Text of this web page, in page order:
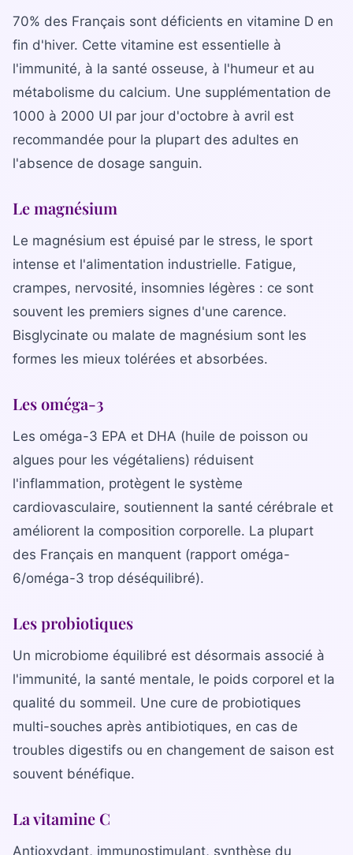
70% des Français sont déficients en vitamine D en
fin d'hiver. Cette vitamine est essentielle à
l'immunité, à la santé osseuse, à l'humeur et au
métabolisme du calcium. Une supplémentation de
1000 à 2000 UI par jour d'octobre à avril est
recommandée pour la plupart des adultes en
l'absence de dosage sanguin.
Le magnésium
Le magnésium est épuisé par le stress, le sport
intense et l'alimentation industrielle. Fatigue,
crampes, nervosité, insomnies légères : ce sont
souvent les premiers signes d'une carence.
Bisglycinate ou malate de magnésium sont les
formes les mieux tolérées et absorbées.
Les oméga-3
Les oméga-3 EPA et DHA (huile de poisson ou
algues pour les végétaliens) réduisent
l'inflammation, protègent le système
cardiovasculaire, soutiennent la santé cérébrale et
améliorent la composition corporelle. La plupart
des Français en manquent (rapport oméga-
6/oméga-3 trop déséquilibré).
Les probiotiques
Un microbiome équilibré est désormais associé à
l'immunité, la santé mentale, le poids corporel et la
qualité du sommeil. Une cure de probiotiques
multi-souches après antibiotiques, en cas de
troubles digestifs ou en changement de saison est
souvent bénéfique.
La vitamine C
Antioxydant, immunostimulant, synthèse du